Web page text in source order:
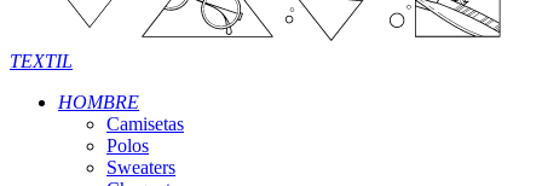
TEXTIL
HOMBRE
Camisetas
Polos
Sweaters